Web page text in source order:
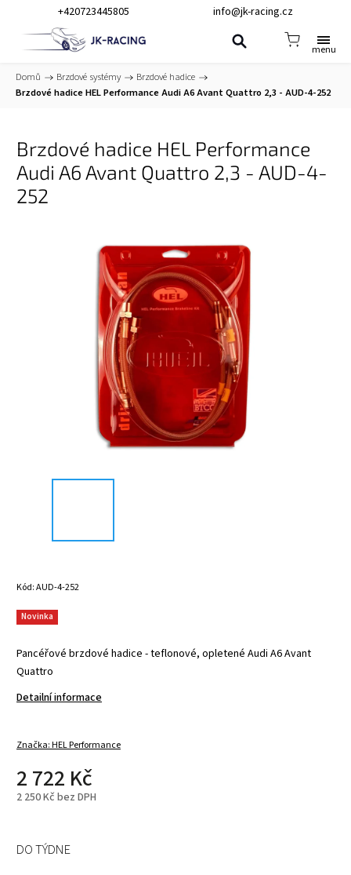
+420723445805 info@jk-racing.cz
Domů / Brzdové systémy / Brzdové hadice /
Brzdové hadice HEL Performance Audi A6 Avant Quattro 2,3 - AUD-4-252
Brzdové hadice HEL Performance
Audi A6 Avant Quattro 2,3 - AUD-4-
252
Kód:AUD-4-252
Pancéřové brzdové hadice - teflonové, opletené Audi A6 Avant
Quattro
Detailní informace
Novinka
Značka:HEL Performance
2 722 Kč
2 250 Kč bez DPH
DO TÝDNE